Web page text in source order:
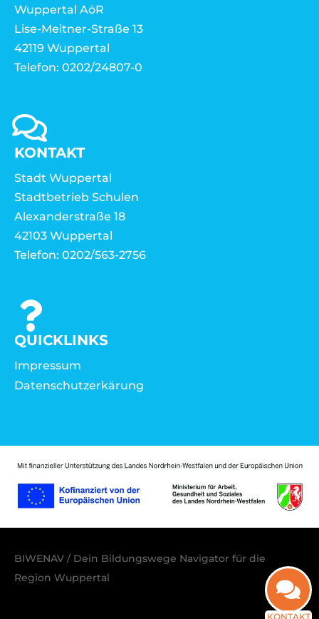
Wuppertal AöR
Lise-Meitner-Straße 13
42119 Wuppertal
Telefon: 0202/24807-0
KONTAKT
Stadt Wuppertal
Stadtbetrieb Schulen
Alexanderstraße 18
42103 Wuppertal
Telefon: 0202/563-2756
QUICKLINKS
Impressum
Datenschutzerkärung
BIWENAV / Dein Bildungswege Navigator für die
Region Wuppertal
KONTAKT